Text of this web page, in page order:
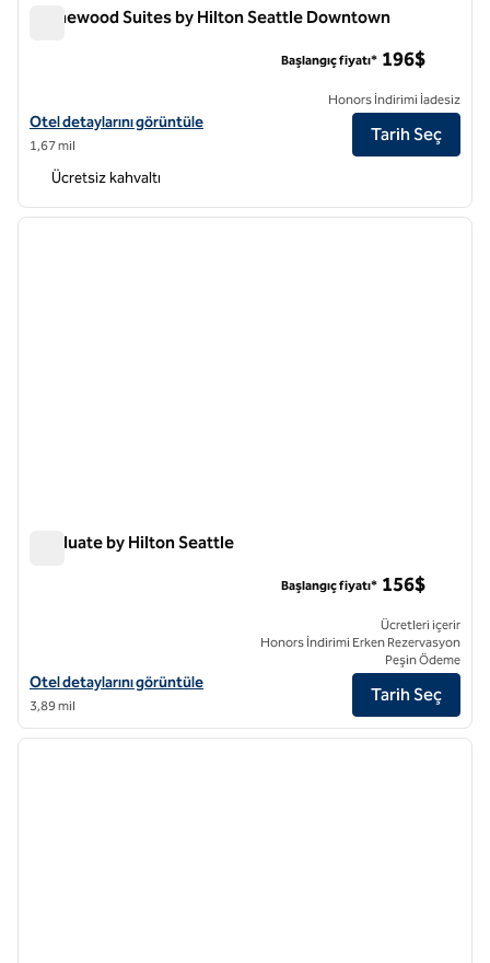
Homewood Suites by Hilton Seattle Downtown
Homewood Suites by Hilton Seattle Downtown için otel detaylarını
Otel detaylarını görüntüle
1,67 mil
Başlangıç fiyatı* 196$
Honors İndirimi İadesiz
Tarih Seç
Ücretsiz kahvaltı
1 / 12
Graduate by Hilton Seattle
Graduate by Hilton Seattle için otel detaylarını görüntüleyin
Otel detaylarını görüntüle
3,89 mil
Başlangıç fiyatı* 156$
Ücretleri içerir
Honors İndirimi Erken Rezervasyon
Peşin Ödeme
Tarih Seç
1/12
1 / 12